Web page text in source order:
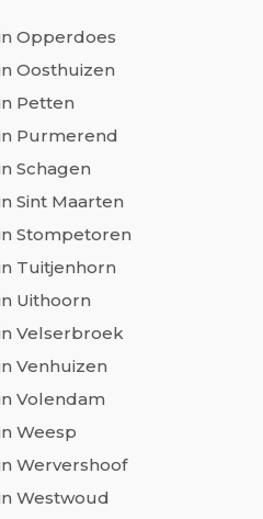
Opperdoes
Oosthuizen
Petten
Purmerend
Schagen
Sint Maarten
Stompetoren
Tuitjenhorn
Uithoorn
Velserbroek
Venhuizen
Volendam
Weesp
Wervershoof
Westwoud